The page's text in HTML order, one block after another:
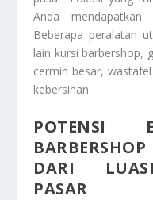
Anda
Beberapa peralatan
lain kursi barbershop,
cermin besar,
kebersihan.
POTENSI
DARI
PASAR